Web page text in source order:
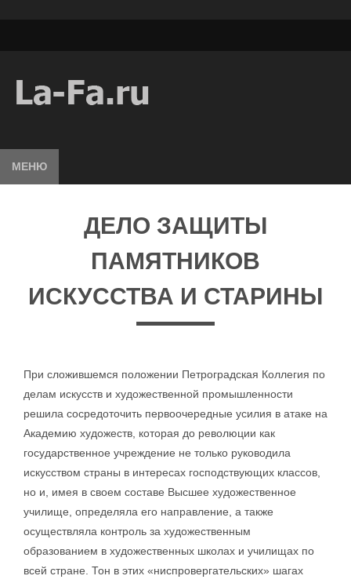
МЕНЮ
ДЕЛО ЗАЩИТЫ
ПАМЯТНИКОВ
ИСКУССТВА И СТАРИНЫ
При сложившемся положении Петроградская Коллегия по
делам искусств и художественной промышленности
решила сосредоточить первоочередные усилия в атаке на
Академию художеств, которая до революции как
государственное учреждение не только руководила
искусством страны в интересах господствующих классов,
но и, имея в своем составе Высшее художественное
училище, определяла его направление, а также
осуществляла контроль за художественным
образованием в художественных школах и училищах по
всей стране. Тон в этих «ниспровергательских» шагах